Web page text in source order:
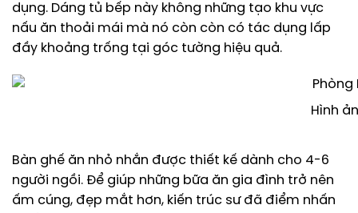
dụng. Dáng tủ bếp này không những tạo khu vực
nấu ăn thoải mái mà nó còn còn có tác dụng lấp
đầy khoảng trống tại góc tường hiệu quả.
Hình
Bàn ghế ăn nhỏ nhắn được thiết kế dành cho 4-6
người ngồi. Để giúp những bữa ăn gia đình trở nên
ấm cúng, đẹp mắt hơn, kiến trúc sư đã điểm nhấn